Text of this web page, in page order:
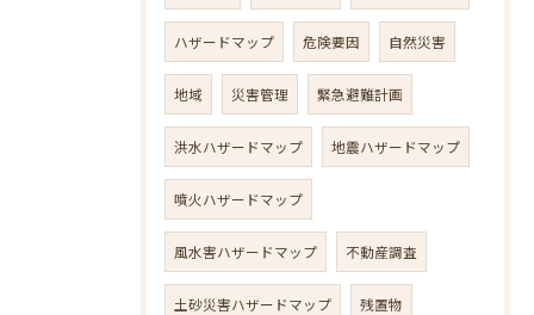
ハザードマップ 危険要因 自然災害
地域 災害管理 緊急避難計画
洪水ハザードマップ 地震ハザードマップ
噴火ハザードマップ
風水害ハザードマップ 不動産調査
土砂災害ハザードマップ 残置物